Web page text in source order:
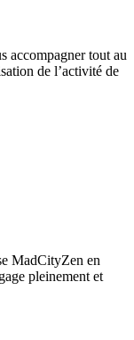
accompagner tout au
de l’activité de
MadCityZen en
pleinement et